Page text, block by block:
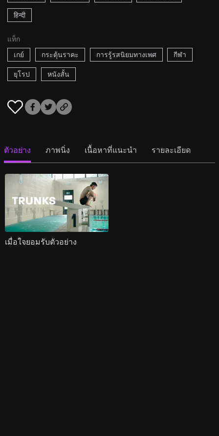
हिन्दी
แท็ก
เกย์
กระตุ้นราคะ การรู้รสนิยมทางเพศ กีฬา
ยุโรป หนังสั้น
ตัวอย่าง ภาพนิ่ง เนื้อหาที่แนะนำ รายละเอียด
เมื่อใจยอมรับตัวอย่าง